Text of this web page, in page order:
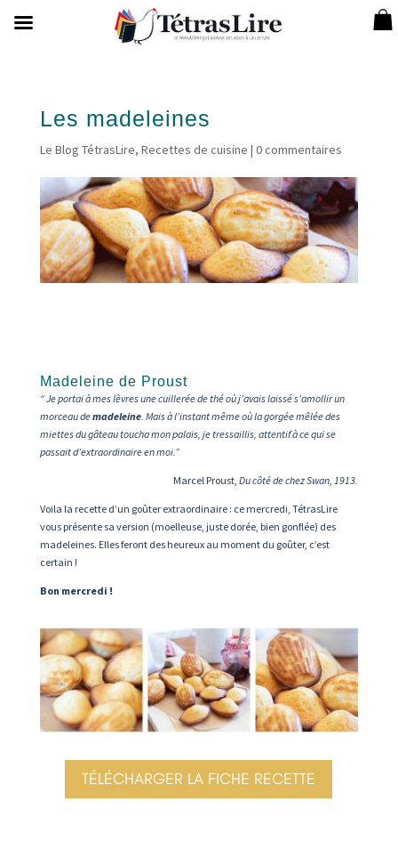
Les madeleines
Le Blog TétrasLire, Recettes de cuisine | 0 commentaires
Madeleine de Proust
“ Je portai à mes lèvres une cuillerée de thé où j’avais laissé s’amollir un
morceau demadeleine. Mais à l’instant même où la gorgée mêlée des
miettes du gâteau toucha mon palais, je tressaillis, attentif à ce qui se
passait d’extraordinaire en moi.”
Marcel Proust,Du côté de chez Swan, 1913.
Voila la recette d’un goûter extraordinaire : ce mercredi, TétrasLire
vous présente sa version (moelleuse, juste dorée, bien gonflée) des
madeleines. Elles feront des heureux au moment du goûter, c’est
certain !
Bon mercredi !
TÉLÉCHARGER LA FICHE RECETTE